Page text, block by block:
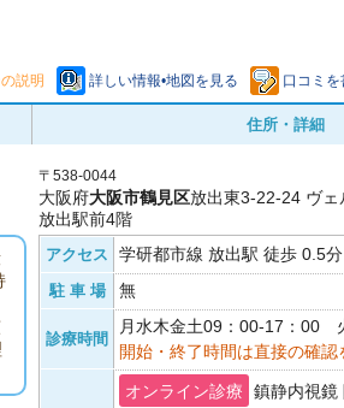
説明 詳しい情報•地図を見る 口コミを
住所・詳細
〒538-0044
大阪府大阪市鶴見区放出東3-22-24 ヴェ
放出駅前4階
アクセス 学研都市線 放出駅 徒歩 0.5分
駐 車 場 無
診療時間
月水木金土09：00-17：00
開始・終了時間は直接の確認
オンライン診療
鎮静内視鏡